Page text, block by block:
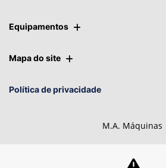
Equipamentos
Mapa do site
Política de privacidade
M.A. Máquinas